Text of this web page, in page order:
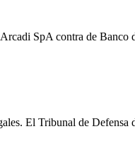
SpA contra de
El Tribunal de Defensa